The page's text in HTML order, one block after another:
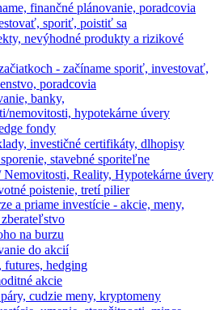
finančné plánovanie, poradcovia
sporiť, poistiť sa
nevýhodné produkty a rizikové
- začíname sporiť, investovať,
poradcovia
banky,
nemovitosti, hypotekárne úvery
fondy
investičné certifikáty, dlhopisy
stavebné sporiteľne
Reality, Hypotekárne úvery
poistenie, tretí pilier
a priame investície - akcie, meny,
na burzu
do akcií
hedging
akcie
cudzie meny, kryptomeny